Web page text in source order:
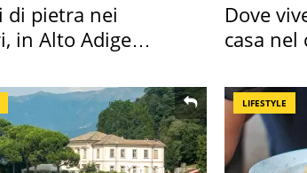
di pietra nei
in Alto Adige
Dove
casa nel
LIFESTYLE